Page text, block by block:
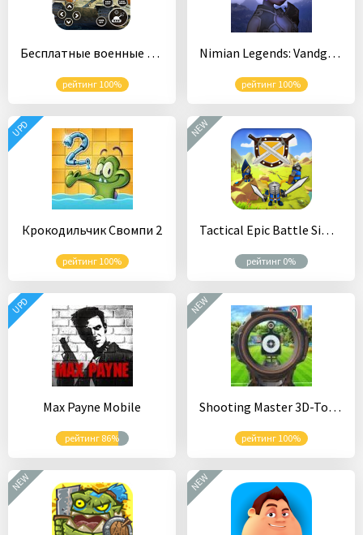
Бесплатные военные игры танк: боевые машины боевые
рейтинг 100%
Nimian Legends: Vandgels
рейтинг 100%
Крокодильчик Свомпи 2
рейтинг 100%
UPD
Tactical Epic Battle Simulator
рейтинг 0%
NEW
Max Payne Mobile
рейтинг 86%
UPD
Shooting Master 3D-Top Sniper Shooter Online Games
рейтинг 100%
NEW
NEW NEW